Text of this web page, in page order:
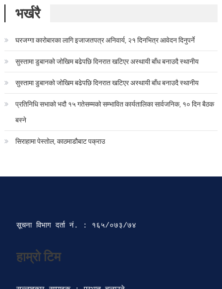
भर्खरै
घरजग्गा कारोबारका लागि इजाजतपत्र अनिवार्य, २१ दिनभित्र आवेदन दिनुपर्ने
सुस्तामा डुबानको जोखिम बढेपछि दिनरात खटिएर अस्थायी बाँध बनाउदै स्थानीय
सुस्तामा डुबानको जोखिम बढेपछि दिनरात खटिएर अस्थायी बाँध बनाउदै स्थानीय
प्रतिनिधि सभाको भदौ १५ गतेसम्मको सम्भावित कार्यतालिका सार्वजनिक, १० दिन बैठक
बस्ने
सिराहामा पेस्तोल, काठमाडौबाट पक्राउ
सूचना विभाग दर्ता‍ नं. : १६५/०७३/७४
हाम्रो टिम